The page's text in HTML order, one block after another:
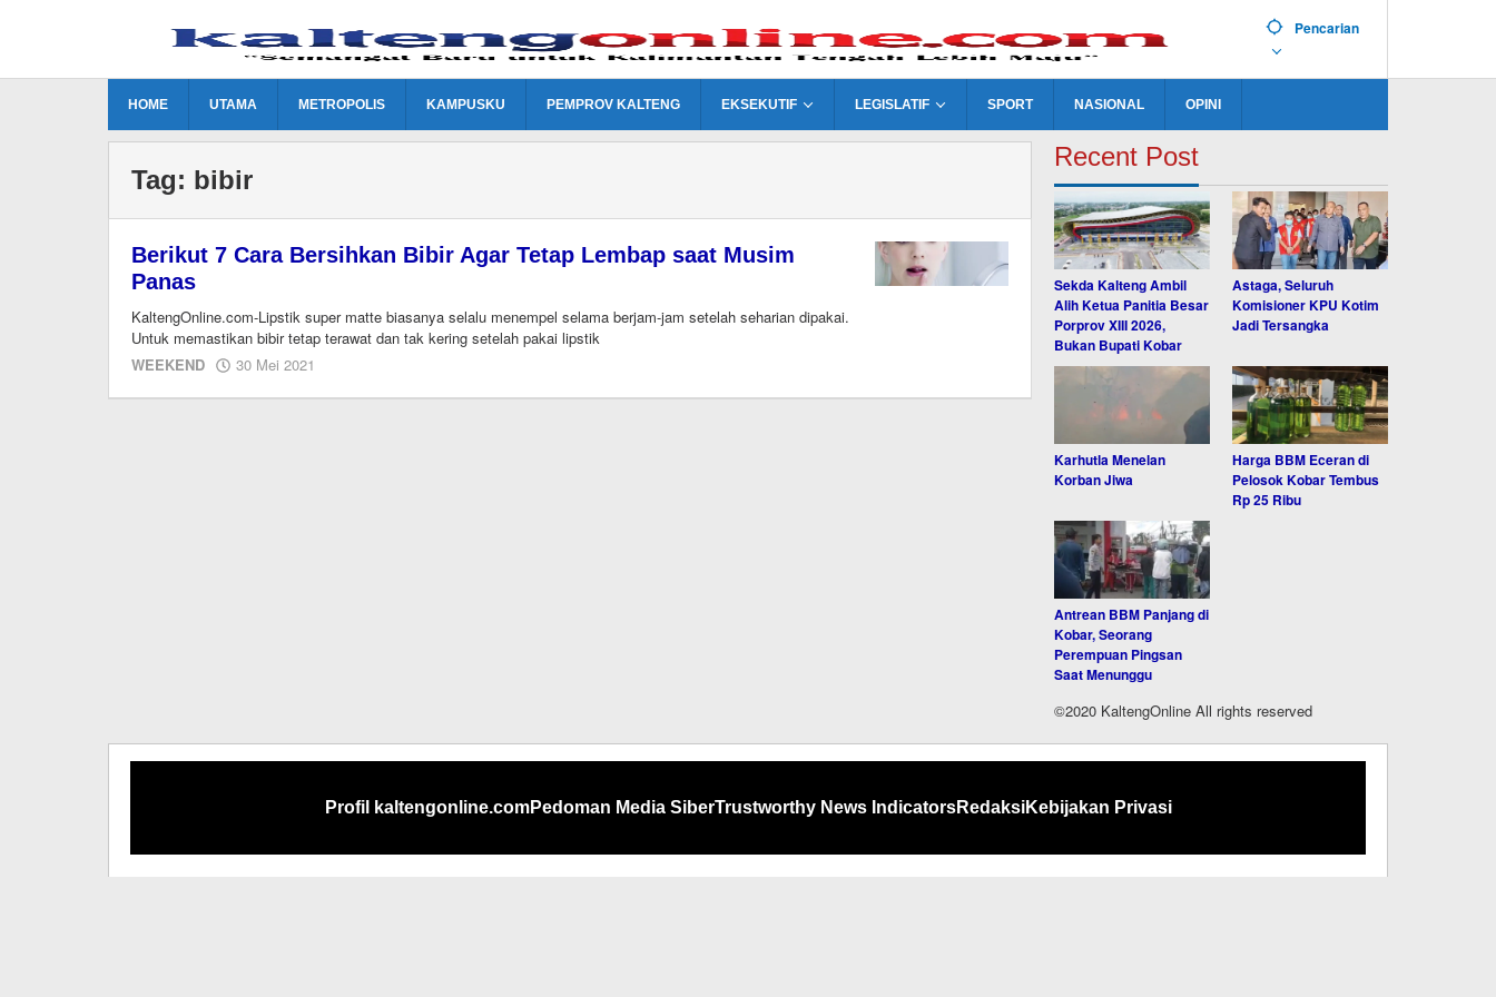
Pencarian
HOME UTAMA METROPOLIS KAMPUSKU PEMPROV KALTENG EKSEKUTIF LEGISLATIF SPORT NASIONAL OPINI
Tag: bibir
Berikut 7 Cara Bersihkan Bibir Agar Tetap Lembap saat Musim
Panas
KaltengOnline.com-Lipstik super matte biasanya selalu menempel selama berjam-jam setelah seharian dipakai.
Untuk memastikan bibir tetap terawat dan tak kering setelah pakai lipstik
WEEKEND
30 Mei 2021
kaltengonline.com
Recent Post
Sekda Kalteng Ambil
Alih Ketua Panitia Besar
Porprov XIII 2026,
Bukan Bupati Kobar
Astaga, Seluruh
Komisioner KPU Kotim
Jadi Tersangka
Karhutla Menelan
Korban Jiwa
Harga BBM Eceran di
Pelosok Kobar Tembus
Rp 25 Ribu
Antrean BBM Panjang di
Kobar, Seorang
Perempuan Pingsan
Saat Menunggu
©2020 KaltengOnline All rights reserved
Profil kaltengonline.comPedoman Media SiberTrustworthy News IndicatorsRedaksiKebijakan Privasi